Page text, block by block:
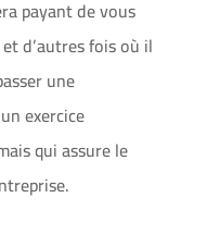
payant de vous
d’autres fois où il
une
exercice
qui assure le